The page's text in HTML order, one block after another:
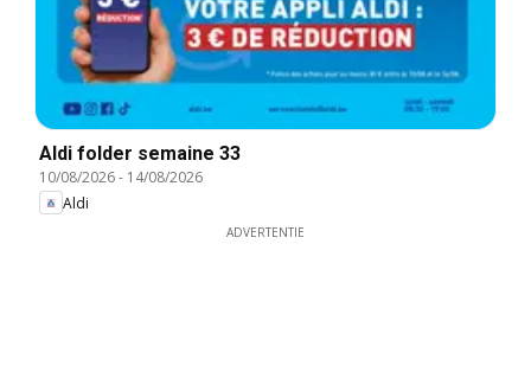
Aldi folder semaine 33
10/08/2026- 14/08/2026
Aldi
ADVERTENTIE